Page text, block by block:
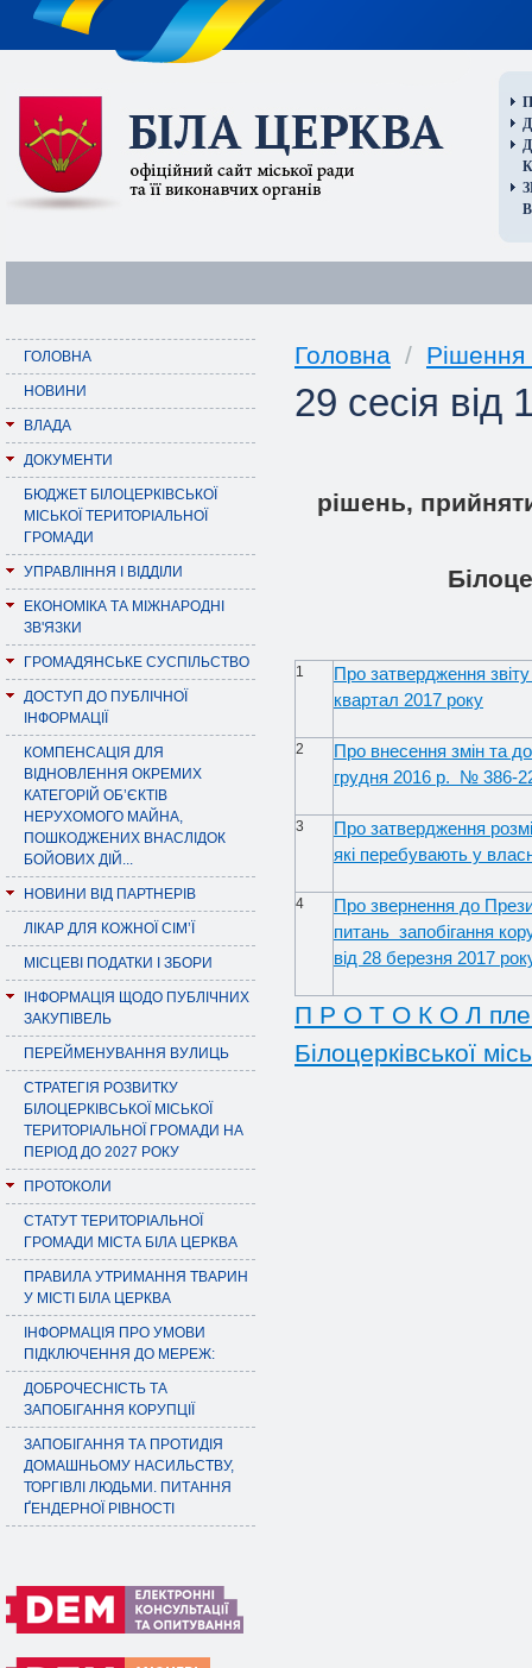
ГОЛОВНА
НОВИНИ
ВЛАДА
ДОКУМЕНТИ
БЮДЖЕТ БІЛОЦЕРКІВСЬКОЇ
МІСЬКОЇ ТЕРИТОРІАЛЬНОЇ
ГРОМАДИ
УПРАВЛІННЯ І ВІДДІЛИ
ЕКОНОМІКА ТА МІЖНАРОДНІ
ЗВ'ЯЗКИ
ГРОМАДЯНСЬКЕ СУСПІЛЬСТВО
ДОСТУП ДО ПУБЛІЧНОЇ
ІНФОРМАЦІЇ
КОМПЕНСАЦІЯ ДЛЯ
ВІДНОВЛЕННЯ ОКРЕМИХ
КАТЕГОРІЙ ОБ’ЄКТІВ
НЕРУХОМОГО МАЙНА,
ПОШКОДЖЕНИХ ВНАСЛІДОК
БОЙОВИХ ДІЙ...
НОВИНИ ВІД ПАРТНЕРІВ
ЛІКАР ДЛЯ КОЖНОЇ СІМ’Ї
МІСЦЕВІ ПОДАТКИ І ЗБОРИ
ІНФОРМАЦІЯ ЩОДО ПУБЛІЧНИХ
ЗАКУПІВЕЛЬ
ПЕРЕЙМЕНУВАННЯ ВУЛИЦЬ
СТРАТЕГІЯ РОЗВИТКУ
БІЛОЦЕРКІВСЬКОЇ МІСЬКОЇ
ТЕРИТОРІАЛЬНОЇ ГРОМАДИ НА
ПЕРІОД ДО 2027 РОКУ
ПРОТОКОЛИ
СТАТУТ ТЕРИТОРІАЛЬНОЇ
ГРОМАДИ МІСТА БІЛА ЦЕРКВА
ПРАВИЛА УТРИМАННЯ ТВАРИН
У МІСТІ БІЛА ЦЕРКВА
ІНФОРМАЦІЯ ПРО УМОВИ
ПІДКЛЮЧЕННЯ ДО МЕРЕЖ:
ДОБРОЧЕСНІСТЬ ТА
ЗАПОБІГАННЯ КОРУПЦІЇ
ЗАПОБІГАННЯ ТА ПРОТИДІЯ
ДОМАШНЬОМУ НАСИЛЬСТВУ,
ТОРГІВЛІ ЛЮДЬМИ. ПИТАННЯ
ҐЕНДЕРНОЇ РІВНОСТІ
Головна / Рішення
29 сесія від
рішень,
1
Про затвердження
квартал 2017 року
2
Про внесення змін та
грудня 2016 р. № 386-
3
Про затвердження
які перебувають у
4
Про звернення до
питань запобігання
від 28 березня 2017
П Р О Т О К О Л
Білоцерківської